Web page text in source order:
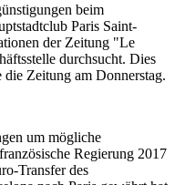
beim
Paris Saint-
der Zeitung "Le
durchsucht. Dies
die Zeitung am Donnerstag.
um mögliche
Regierung 2017
Transfer des